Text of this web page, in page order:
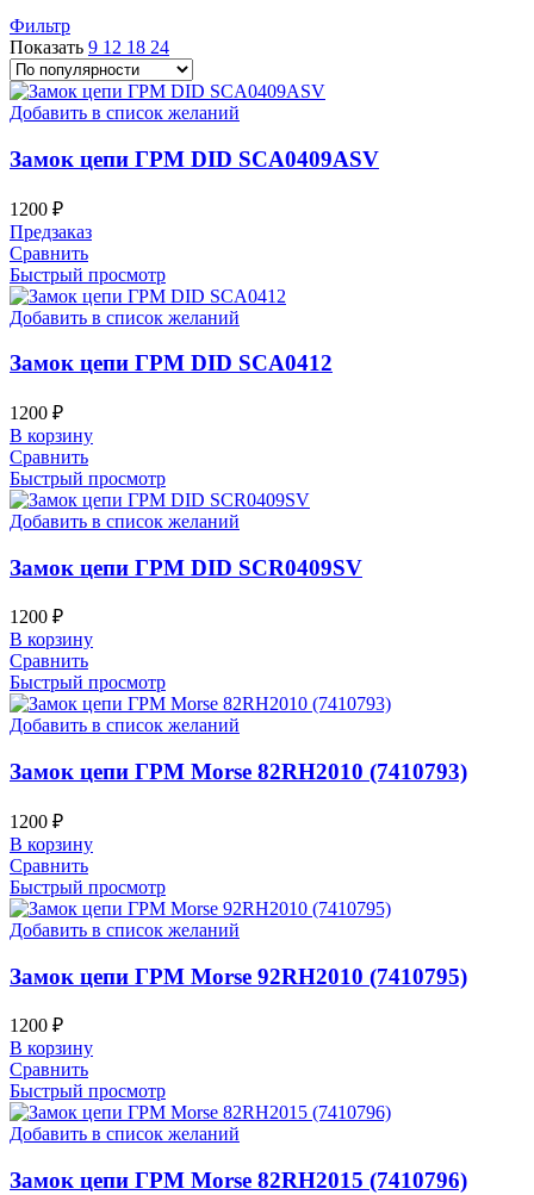
Фильтр
Показать 9 12 18 24
Добавить в список желаний
Замок цепи ГРМ DID SCA0409ASV
1200 ₽
Предзаказ
Сравнить
Быстрый просмотр
Добавить в список желаний
Замок цепи ГРМ DID SCA0412
1200 ₽
В корзину
Сравнить
Быстрый просмотр
Добавить в список желаний
Замок цепи ГРМ DID SCR0409SV
1200 ₽
В корзину
Сравнить
Быстрый просмотр
Добавить в список желаний
Замок цепи ГРМ Morse 82RH2010 (7410793)
1200 ₽
В корзину
Сравнить
Быстрый просмотр
Добавить в список желаний
Замок цепи ГРМ Morse 92RH2010 (7410795)
1200 ₽
В корзину
Сравнить
Быстрый просмотр
Добавить в список желаний
Замок цепи ГРМ Morse 82RH2015 (7410796)